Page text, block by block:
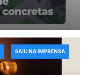
SAIU NA IMPRENSA